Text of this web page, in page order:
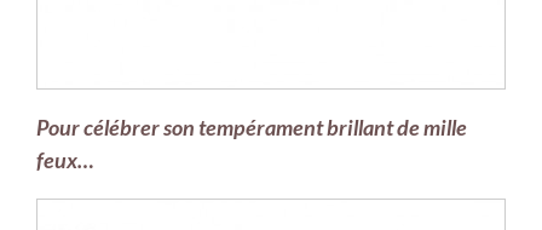
Pour célébrer son tempérament brillant de mille
feux…